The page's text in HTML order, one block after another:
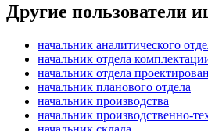
Другие пользователи
начальник аналитического
начальник отдела
начальник отдела
начальник планового отдела
начальник производства
начальник производственно-